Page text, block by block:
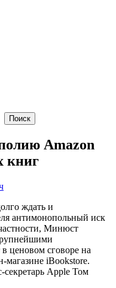
Amazon
книг
ждать и
антимонопольный иск
Минюст
ценовом сговоре на
магазине iBookstore.
Apple Том